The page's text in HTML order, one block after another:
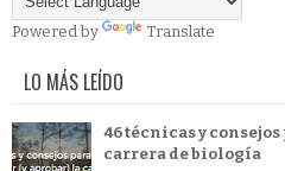
Powered by Translate
LO MÁS LEÍDO
46 técnicas y
carrera de biología